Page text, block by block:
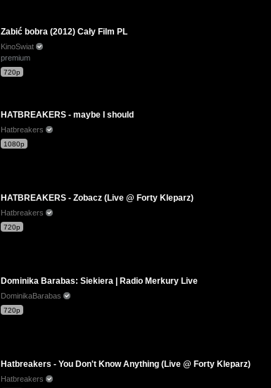
Zabić bobra (2012) Cały Film PL
KinoSwiat
premium
720p
HATBREAKERS - maybe I should
Hatbreakers
1080p
HATBREAKERS - Zobacz (Live @ Forty Kleparz)
Hatbreakers
720p
Dominika Barabas: Siekiera | Radio Merkury Live
DominikaBarabas
720p
Hatbreakers - You Don't Know Anything (Live @ Forty Kleparz)
Hatbreakers